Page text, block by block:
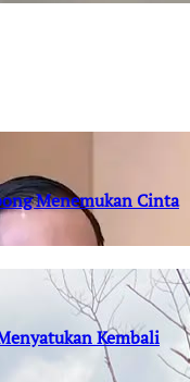
Menemukan Cinta
Kembali